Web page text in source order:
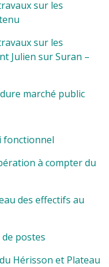
sur les
sur les
Julien sur Suran –
marché public
fonctionnel
à compter du
des effectifs au
postes
Hérisson et Plateau